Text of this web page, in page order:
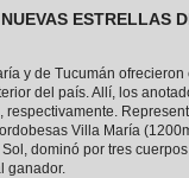
ESTRELLAS
y de Tucumán
del país. Allí, los
Villa María
dominó por tres
ganador.